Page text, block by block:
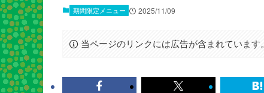
期間限定メニュー 2025/11/09
当ページのリンクには広告が含まれています。